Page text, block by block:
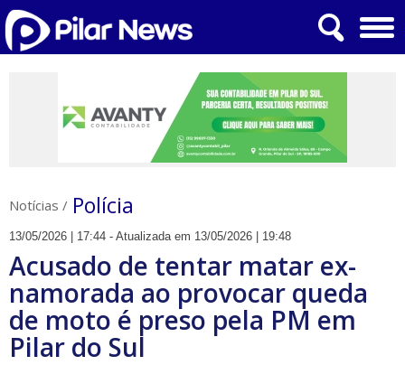
Notícias / Polícia
13/05/2026 | 17:44 - Atualizada em 13/05/2026 | 19:48
Acusado de tentar matar ex-
namorada ao provocar queda
de moto é preso pela PM em
Pilar do Sul